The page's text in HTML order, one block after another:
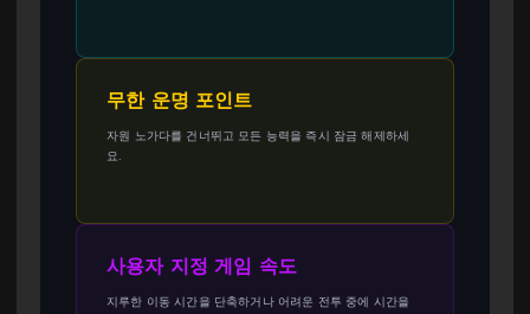
무한 운명 포인트
자원 노가다를 건너뛰고 모든 능력을 즉시 잠금 해제하세
요.
사용자 지정 게임 속도
지루한 이동 시간을 단축하거나 어려운 전투 중에 시간을